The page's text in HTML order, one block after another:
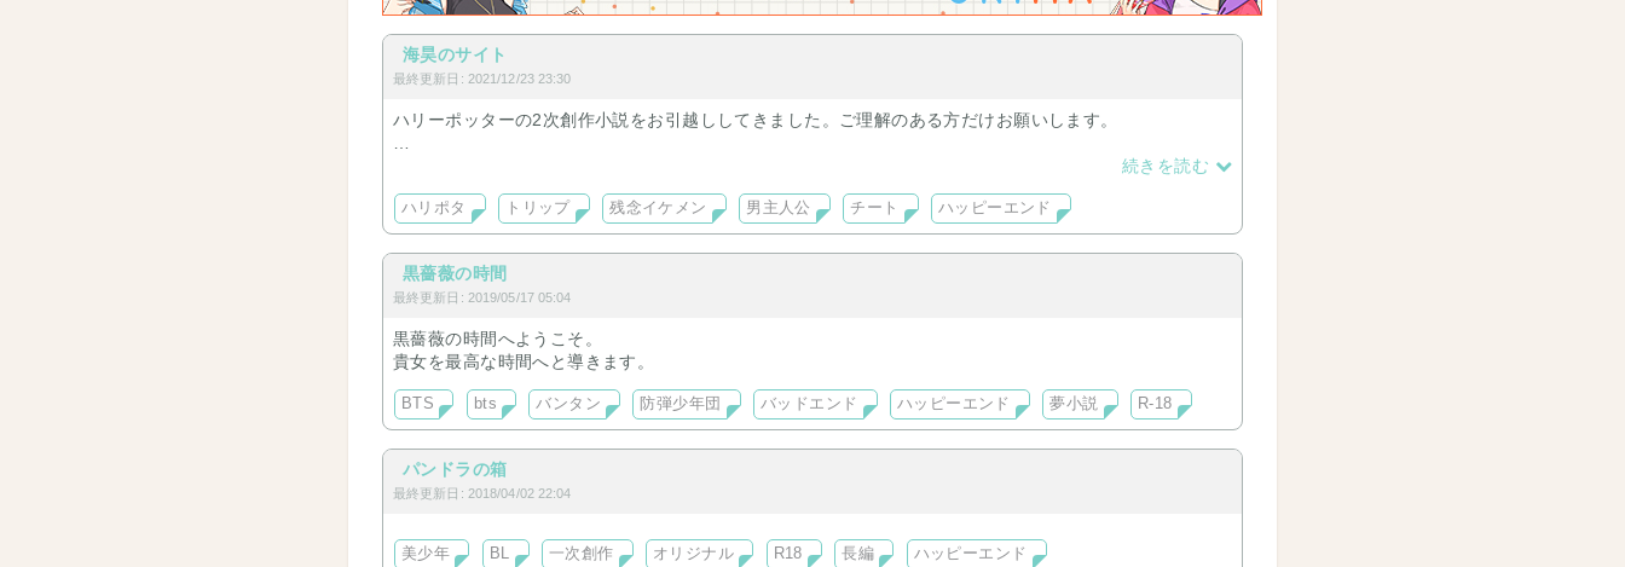
海昊のサイト
最終更新日: 2021/12/23 23:30
ハリーポッターの2次創作小説をお引越ししてきました。ご理解のある方だけお願いします。
あとは不定期で書きます〜
モバ◯◯bookから来てくれた方！あっちの削除すみません！削除にビクビクしないでこっちでコッソリ書
きます！ハリポタ好きならすぐに分かる鍵付きです。
続きを読む
ハリポタ トリップ 残念イケメン 男主人公 チート ハッピーエンド
黒薔薇の時間
最終更新日: 2019/05/17 05:04
黒薔薇の時間へようこそ。
貴女を最高な時間へと導きます。
BTS bts バンタン 防弾少年団 バッドエンド ハッピーエンド 夢小説 R-18
パンドラの箱
最終更新日: 2018/04/02 22:04
美少年 BL 一次創作 オリジナル R18 長編 ハッピーエンド